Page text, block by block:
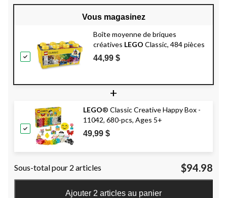
Vous magasinez
Boîte moyenne de briques
créatives LEGO Classic, 484 pièces
44,99 $
+
LEGO® Classic Creative Happy Box -
11042, 680-pcs, Ages 5+
49,99 $
Sous-total pour 2 articles $94.98
Ajouter 2 articles au panier